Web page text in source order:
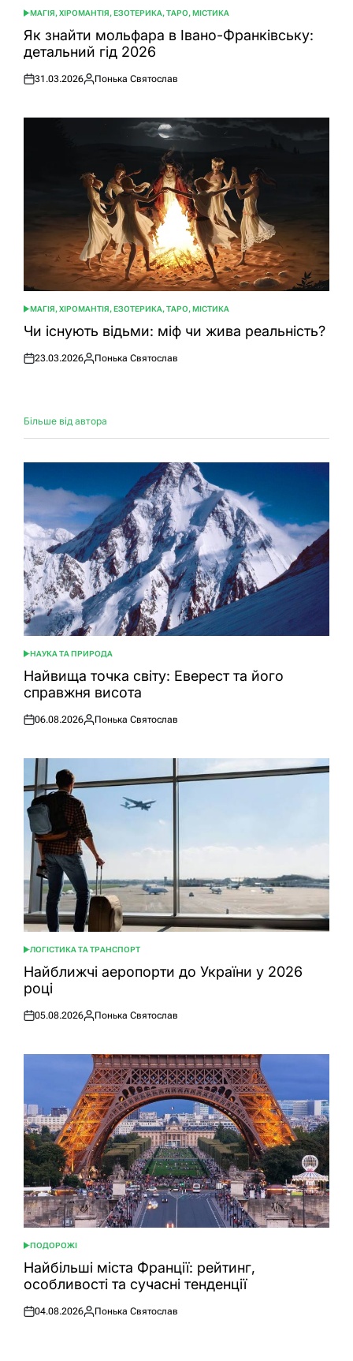
ОПУБЛІКУВАТИ
У
МАГІЯ, ХІРОМАНТІЯ, ЕЗОТЕРИКА, ТАРО, МІСТИКА
Як знайти мольфара в Івано-Франківську:
детальний гід 2026
Оприлюднено
31.03.2026
Опубліковано
Понька Святослав
ОПУБЛІКУВАТИ
У
МАГІЯ, ХІРОМАНТІЯ, ЕЗОТЕРИКА, ТАРО, МІСТИКА
Чи існують відьми: міф чи жива реальність?
Оприлюднено
23.03.2026
Опубліковано
Понька Святослав
Більше від автора
ОПУБЛІКУВАТИ
У
НАУКА ТА ПРИРОДА
Найвища точка світу: Еверест та його
справжня висота
Оприлюднено
06.08.2026
Опубліковано
Понька Святослав
ОПУБЛІКУВАТИ
У
ЛОГІСТИКА ТА ТРАНСПОРТ
Найближчі аеропорти до України у 2026
році
Оприлюднено
05.08.2026
Опубліковано
Понька Святослав
ОПУБЛІКУВАТИ
У
ПОДОРОЖІ
Найбільші міста Франції: рейтинг,
особливості та сучасні тенденції
Оприлюднено
04.08.2026
Опубліковано
Понька Святослав